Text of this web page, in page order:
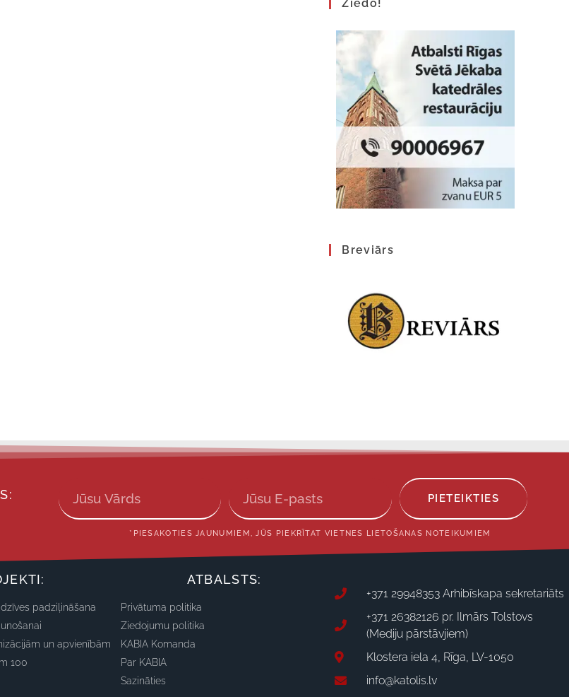
Ziedo!
Breviārs
PIETEIKTIES
*PIESAKOTIES JAUNUMIEM, JŪS PIEKRĪTAT VIETNES LIETOŠANAS NOTEIKUMIEM
padziļināšana
un apvienībām
100
ATBALSTS:
Privātuma politika
Ziedojumu politika
KABIA Komanda
Par KABIA
Sazināties
+371 29948353 Arhibīskapa sekretariāts
+371 26382126 pr. Ilmārs Tolstovs
(Mediju pārstāvjiem)
Klostera iela 4, Rīga, LV-1050
info@katolis.lv